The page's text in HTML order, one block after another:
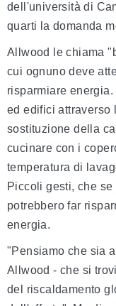
dell'università di
quarti la domanda
Allwood le chiama
cui ognuno deve
risparmiare
ed edifici attraverso
sostituzione della
cucinare con i
temperatura di
Piccoli gesti, che
potrebbero far
energia.
"Pensiamo che sia
Allwood - che si
del riscaldamento